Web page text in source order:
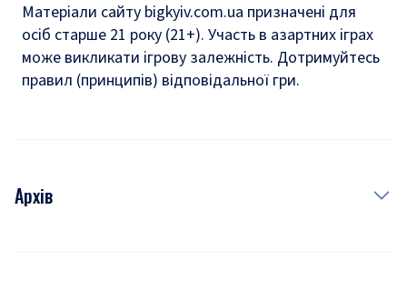
Матеріали сайту bigkyiv.com.ua призначені для
осіб старше 21 року (21+). Участь в азартних іграх
може викликати ігрову залежність. Дотримуйтесь
правил (принципів) відповідальної гри.
Архів